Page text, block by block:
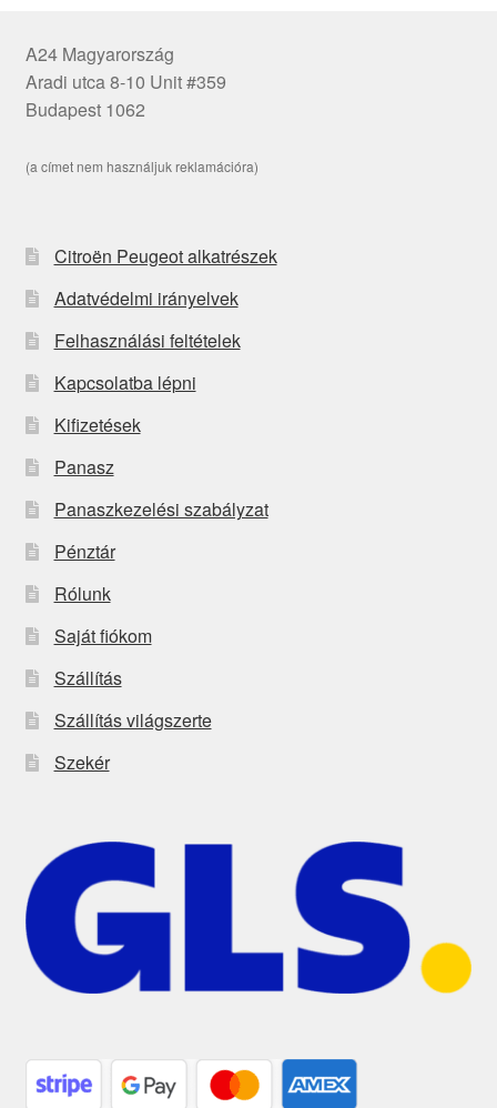
A24 Magyarország
Aradi utca 8-10 Unit #359
Budapest 1062
(a címet nem használjuk reklamációra)
Citroën Peugeot alkatrészek
Adatvédelmi irányelvek
Felhasználási feltételek
Kapcsolatba lépni
Kifizetések
Panasz
Panaszkezelési szabályzat
Pénztár
Rólunk
Saját fiókom
Szállítás
Szállítás világszerte
Szekér